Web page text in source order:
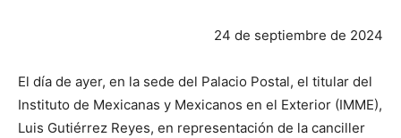
24 de septiembre de 2024
El día de ayer, en la sede del Palacio Postal, el titular del
Instituto de Mexicanas y Mexicanos en el Exterior (IMME),
Luis Gutiérrez Reyes, en representación de la canciller